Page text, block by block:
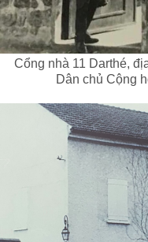
Cổng nhà 11 Darthé,
Dân chủ Cộng